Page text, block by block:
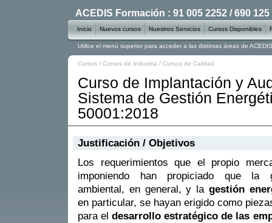
Cursos / Cursos de Industria / Cursos de Calidad
Curso de Implantación y
Sistema de Gestión
50001:2018
Justificación / Objetivos
Los requerimientos que el propio
imponiendo han propiciado que la
ambiental, en general, y la gestión
en particular, se hayan erigido como
para eldesarrollo estratégico de las
ACEDIS Formación : 91 005 2252 / 690 125
Inicio Nuevos cursos Nuestros Servicios Cursos Disponibles
Utilice el menú superior para acceder a las distintas áreas de